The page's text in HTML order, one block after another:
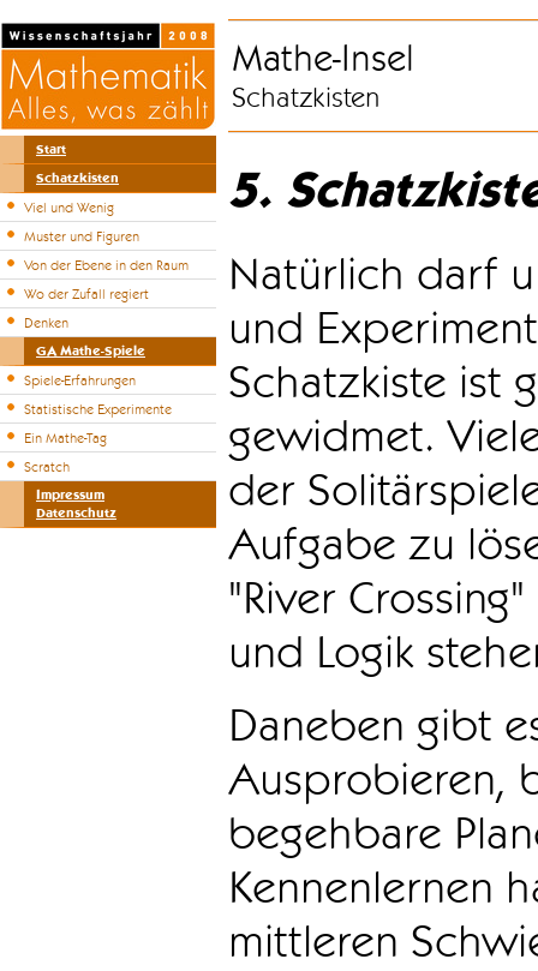
Start
Schatzkisten
Viel und Wenig
Muster und Figuren
Von der Ebene in den Raum
Wo der Zufall regiert
Denken
GA Mathe-Spiele
Spiele-Erfahrungen
Statistische Experimente
Ein Mathe-Tag
Scratch
Impressum
Datenschutz
Mathe-Insel
Schatzkisten
5.
Natürlich darf
und
Schatzkiste ist
gewidmet.
der
Aufgabe zu
"River
und Logik
Daneben gibt
Ausprobieren,
begehbare
Kennenlernen
mittleren